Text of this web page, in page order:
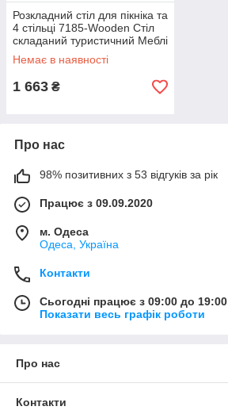
Розкладний стіл для пікніка та
4 стільці 7185-Wooden Стіл
складаний туристичний Меблі
для кемпінгу
Немає в наявності
1 663 ₴
Про нас
98% позитивних з 53 відгуків за рік
Працює з 09.09.2020
м. Одеса
Одеса, Україна
Контакти
Сьогодні працює з 09:00 до 19:00
Показати весь графік роботи
Про нас
Контакти